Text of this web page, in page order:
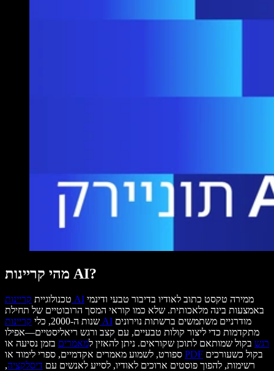
מהי קריינות AI?
טכנולוגיית קריינות AI
באמצעות בינה מלאכותית. שלא כמו קוראי המסך הרובוטיים של תחילת
שנות ה-2000, כלי קריינות AI
מתקדמות כדי ליצור קולות טבעיים, עם קצב ורגש ריאליסטיים—אפילו
רגש בקול שמותאם לתוכן שקוראים. ניתן להאזין למאמרים בזמן נסיעה או
PDF
רשימות, להפוך פוסטים ארוכים לאודיו, לסייע לאנשים עם דיסלקציה,